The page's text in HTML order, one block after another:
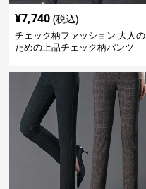
¥7,740 (税込)
チェック柄ファッション 大人の
ための上品チェック柄パンツ